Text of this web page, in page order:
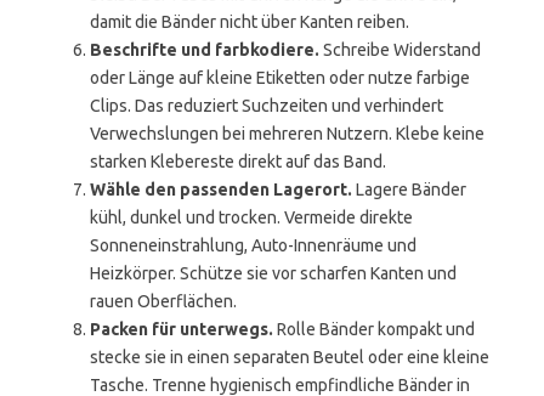
damit die Bänder nicht über Kanten reiben.
Beschrifte und farbkodiere. Schreibe Widerstand
oder Länge auf kleine Etiketten oder nutze farbige
Clips. Das reduziert Suchzeiten und verhindert
Verwechslungen bei mehreren Nutzern. Klebe keine
starken Klebereste direkt auf das Band.
Wähle den passenden Lagerort. Lagere Bänder
kühl, dunkel und trocken. Vermeide direkte
Sonneneinstrahlung, Auto-Innenräume und
Heizkörper. Schütze sie vor scharfen Kanten und
rauen Oberflächen.
Packen für unterwegs. Rolle Bänder kompakt und
stecke sie in einen separaten Beutel oder eine kleine
Tasche. Trenne hygienisch empfindliche Bänder in